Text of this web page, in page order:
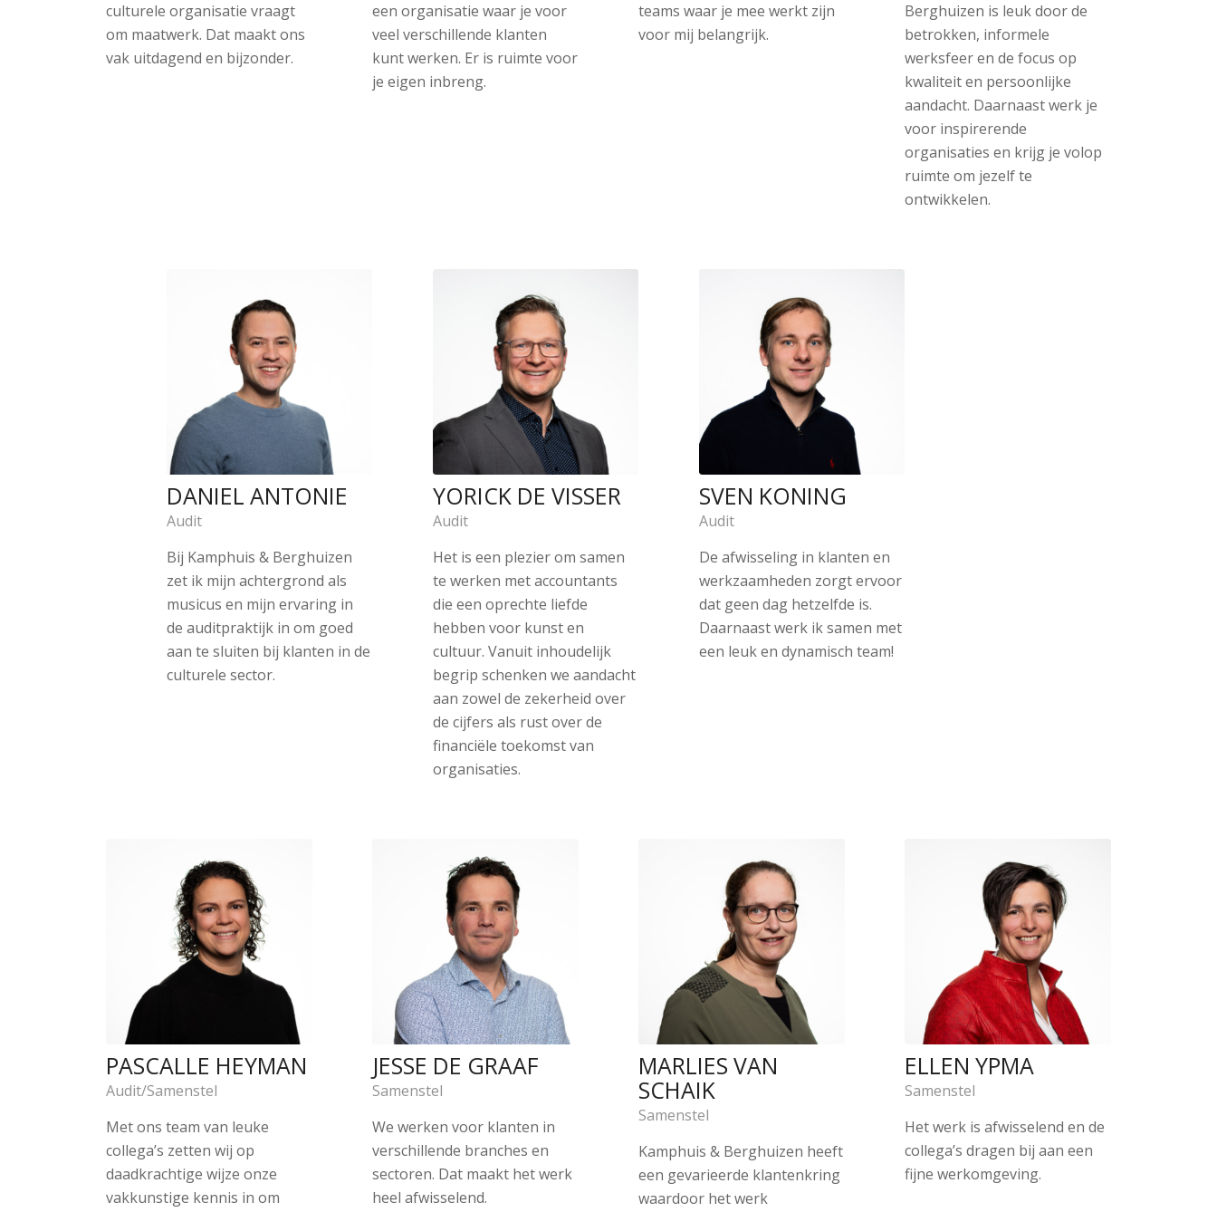
culturele organisatie vraagt
om maatwerk. Dat maakt ons
vak uitdagend en bijzonder.
een organisatie waar je voor
veel verschillende klanten
kunt werken. Er is ruimte voor
je eigen inbreng.
teams waar je mee werkt zijn
voor mij belangrijk.
Berghuizen is leuk door de
betrokken, informele
werksfeer en de focus op
kwaliteit en persoonlijke
aandacht. Daarnaast werk je
voor inspirerende
organisaties en krijg je volop
ruimte om jezelf te
ontwikkelen.
DANIEL ANTONIE
Audit
Bij Kamphuis & Berghuizen
zet ik mijn achtergrond als
musicus en mijn ervaring in
de auditpraktijk in om goed
aan te sluiten bij klanten in de
culturele sector.
YORICK DE VISSER
Audit
Het is een plezier om samen
te werken met accountants
die een oprechte liefde
hebben voor kunst en
cultuur. Vanuit inhoudelijk
begrip schenken we aandacht
aan zowel de zekerheid over
de cijfers als rust over de
financiële toekomst van
organisaties.
SVEN KONING
Audit
De afwisseling in klanten en
werkzaamheden zorgt ervoor
dat geen dag hetzelfde is.
Daarnaast werk ik samen met
een leuk en dynamisch team!
PASCALLE HEYMAN
Audit/Samenstel
Met ons team van leuke
collega’s zetten wij op
daadkrachtige wijze onze
vakkunstige kennis in om
JESSE DE GRAAF
Samenstel
We werken voor klanten in
verschillende branches en
sectoren. Dat maakt het werk
heel afwisselend.
MARLIES VAN
SCHAIK
Samenstel
Kamphuis & Berghuizen heeft
een gevarieerde klantenkring
waardoor het werk
ELLEN YPMA
Samenstel
Het werk is afwisselend en de
collega’s dragen bij aan een
fijne werkomgeving.